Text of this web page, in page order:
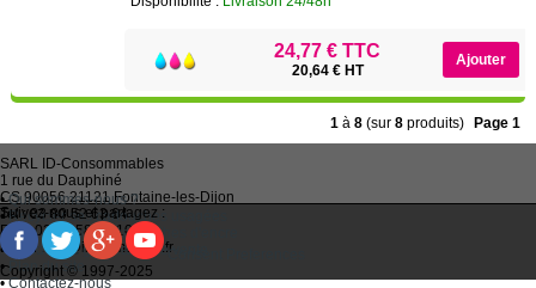
24,77 € TTC
20,64 € HT
1 à8 (sur8 produits) Page 1
SARL ID-Consommables
1 rue du Dauphiné
CS 90056 21121Fontaine-les-Dijon
Tel :03 80 52 63 64
Fax :03 80 58 81 10
Email : idc@imprimantes.fr
•Qui sommes-nous ?
•Recycler ses cartouches usagées
• Bien choisir ses cartouches d'encre
•
Conditions générales de vente
•Plan du site
•Contactez-nous
Suivez-nous et partagez :
Consent Preferences
Copyright © 1997-2025